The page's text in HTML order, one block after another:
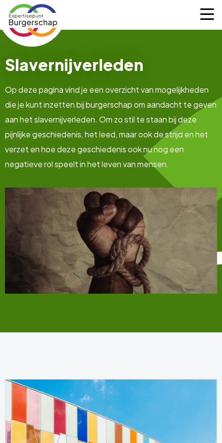
Expertisepunt
Burgerschap
Slavernijverleden
Op deze pagina vind je een overzicht van mogelijkheden
die je kunt inzetten bij burgerschap om aandacht te geven
aan het slavernijverleden. Om zo stil te staan bij deze
pijnlijke geschiedenis, het leed, maar ook de strijd en het
verzet en hoe deze geschiedenis ook nu nog een
negatieve rol speelt in het leven van mensen.